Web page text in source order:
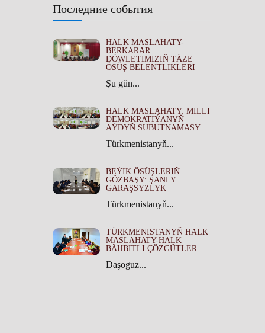
Последние события
HALK MASLAHATY-
BERKARAR
DÖWLETIMIZIŇ TÄZE
ÖSÜŞ BELENTLIKLERI
Şu gün...
HALK MASLAHATY: MILLI
DEMOKRATIÝANYŇ
AÝDYŇ SUBUTNAMASY
Türkmenistanyň...
BEÝIK ÖSÜŞLERIŇ
GÖZBAŞY: ŞANLY
GARAŞSYZLYK
Türkmenistanyň...
TÜRKMENISTANYŇ HALK
MASLAHATY-HALK
BÄHBITLI ÇÖZGÜTLER
Daşoguz...